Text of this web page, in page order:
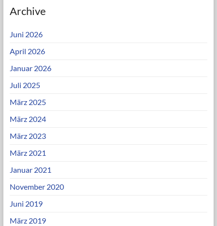
Archive
Juni 2026
April 2026
Januar 2026
Juli 2025
März 2025
März 2024
März 2023
März 2021
Januar 2021
November 2020
Juni 2019
März 2019